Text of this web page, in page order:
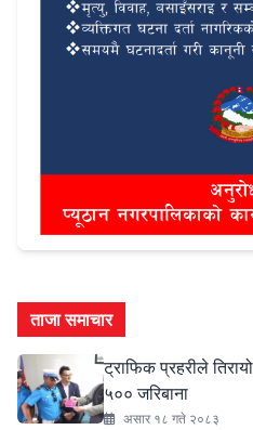
ताजा समाचार
ट्राफिक प्रहरीले
५०० जरिबाना
असार १८ गते २०८३